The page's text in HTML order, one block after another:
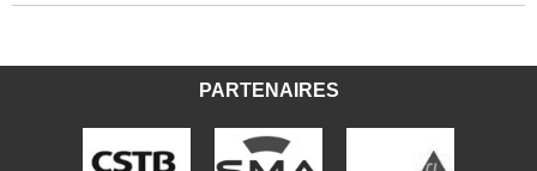
PARTENAIRES